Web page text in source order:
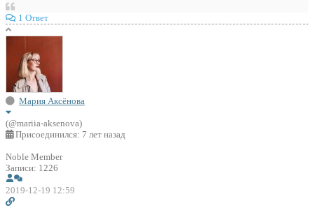
1 Ответ
Мария Аксёнова
(@mariia-aksenova)
Присоединился: 7 лет назад
Noble Member
Записи: 1226
2019-12-19 12:59